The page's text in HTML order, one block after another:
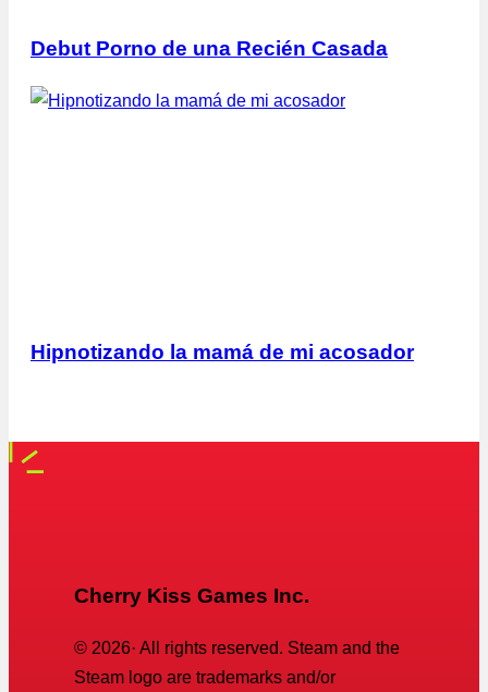
Debut Porno de una Recién Casada
Hipnotizando la mamá de mi acosador
Cherry Kiss Games Inc.
© 2026· All rights reserved. Steam and the
Steam logo are trademarks and/or